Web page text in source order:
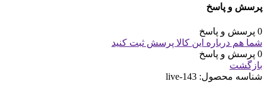
پرسش و پاسخ
0 پرسش و پاسخ
شما هم درباره این کالا پرسش ثبت کنید
0 پرسش و پاسخ
بازگشت
شناسه محصول: live-143